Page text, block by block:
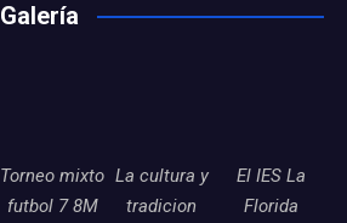
Galería
Torneo mixto
futbol 7 8M
La cultura y
tradicion
El IES La
Florida